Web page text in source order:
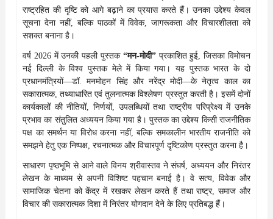
राष्ट्रहित की दृष्टि को आगे बढ़ाने का प्रयास करते हैं। उनका उद्देश्य केवल
सूचना देना नहीं, बल्कि पाठकों में विवेक, जागरूकता और विचारशीलता को
सशक्त बनाना है।
वर्ष 2026 में उनकी पहली पुस्तक “मन-मोदी”प्रकाशित हुई, जिसका विमोचन
नई दिल्ली के विश्व पुस्तक मेले में किया गया। यह पुस्तक भारत के दो
प्रधानमंत्रियों—डॉ. मनमोहन सिंह और नरेंद्र मोदी—के नेतृत्व काल का
सकारात्मक, तथ्याधारित एवं तुलनात्मक विश्लेषण प्रस्तुत करती है। इसमें दोनों
कार्यकालों की नीतियों, निर्णयों, उपलब्धियों तथा राष्ट्रीय परिप्रेक्ष्य में उनके
प्रभाव का संतुलित अध्ययन किया गया है। पुस्तक का उद्देश्य किसी राजनीतिक
पक्ष का समर्थन या विरोध करना नहीं, बल्कि समकालीन भारतीय राजनीति को
समझने हेतु एक निष्पक्ष, रचनात्मक और विचारपूर्ण दृष्टिकोण प्रस्तुत करना है।
साधारण पृष्ठभूमि से आने वाले विनय श्रीवास्तव ने संघर्ष, अध्ययन और निरंतर
लेखन के माध्यम से अपनी विशिष्ट पहचान बनाई है। वे सत्य, विवेक और
सामाजिक चेतना को केंद्र में रखकर लेखन करते हैं तथा राष्ट्र, समाज और
विचार की सकारात्मक दिशा में निरंतर योगदान देने के लिए प्रतिबद्ध हैं।